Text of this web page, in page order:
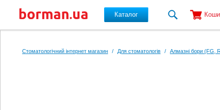
Каталог
Стоматологічний інтернет магазин / Для стоматологів / Алмазні бори (FG,